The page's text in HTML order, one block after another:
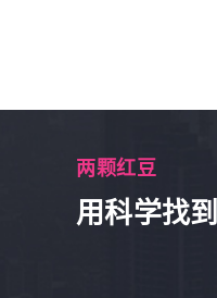
两颗红豆
用科学找